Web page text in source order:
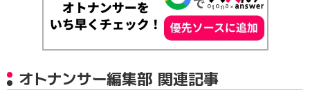
オトナンサー編集部 関連記事